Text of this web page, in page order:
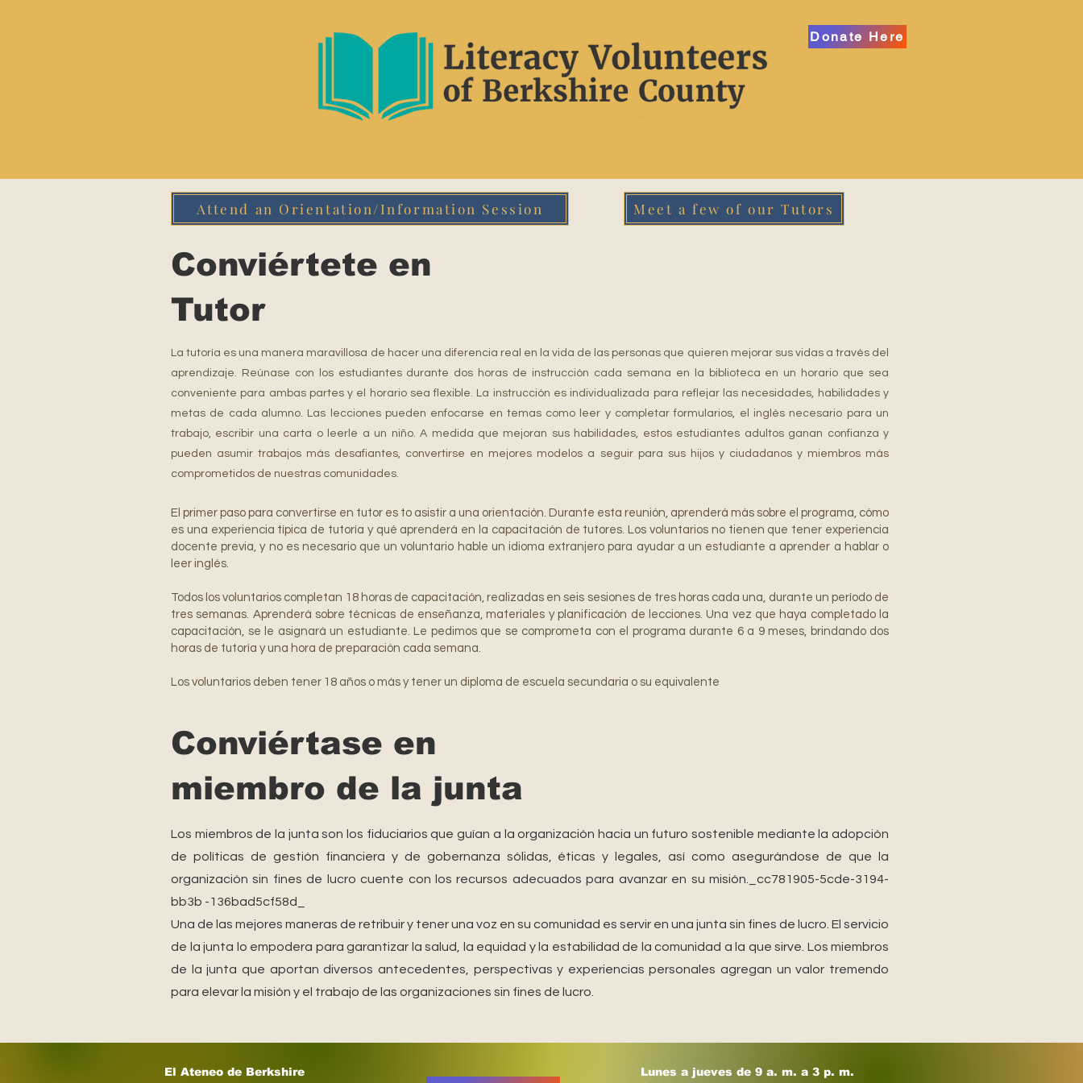
Donate Here
Attend an Orientation/Information Session Meet a few of our Tutors
Conviértete en
Tutor
La tutoría es una manera maravillosa de hacer una diferencia real en la vida de las personas que quieren mejorar sus vidas a través del
aprendizaje. Reúnase con los estudiantes durante dos horas de instrucción cada semana en la biblioteca en un horario que sea
conveniente para ambas partes y el horario sea flexible. La instrucción es individualizada para reflejar las necesidades, habilidades y
metas de cada alumno. Las lecciones pueden enfocarse en temas como leer y completar formularios, el inglés necesario para un
trabajo, escribir una carta o leerle a un niño. A medida que mejoran sus habilidades, estos estudiantes adultos ganan confianza y
pueden asumir trabajos más desafiantes, convertirse en mejores modelos a seguir para sus hijos y ciudadanos y miembros más
comprometidos de nuestras comunidades.
El primer paso para convertirse en tutor es to asistir a una orientación. Durante esta reunión, aprenderá más sobre el programa, cómo
es una experiencia típica de tutoría y qué aprenderá en la capacitación de tutores. Los voluntarios no tienen que tener experiencia
docente previa, y no es necesario que un voluntario hable un idioma extranjero para ayudar a un estudiante a aprender a hablar o
leer inglés.
Todos los voluntarios completan 18 horas de capacitación, realizadas en seis sesiones de tres horas cada una, durante un período de
tres semanas. Aprenderá sobre técnicas de enseñanza, materiales y planificación de lecciones. Una vez que haya completado la
capacitación, se le asignará un estudiante. Le pedimos que se comprometa con el programa durante 6 a 9 meses, brindando dos
horas de tutoría y una hora de preparación cada semana.
Los voluntarios deben tener 18 años o más y tener un diploma de escuela secundaria o su equivalente
Conviértase en
miembro de la junta
Los miembros de la junta son los fiduciarios que guían a la organización hacia un futuro sostenible mediante la adopción
de políticas de gestión financiera y de gobernanza sólidas, éticas y legales, así como asegurándose de que la
organización sin fines de lucro cuente con los recursos adecuados para avanzar en su misión._cc781905-5cde-3194-
bb3b -136bad5cf58d_
Una de las mejores maneras de retribuir y tener una voz en su comunidad es servir en una junta sin fines de lucro. El servicio
de la junta lo empodera para garantizar la salud, la equidad y la estabilidad de la comunidad a la que sirve. Los miembros
de la junta que aportan diversos antecedentes, perspectivas y experiencias personales agregan un valor tremendo
para elevar la misión y el trabajo de las organizaciones sin fines de lucro.
El Ateneo de Berkshire
Lunes a jueves de 9 a. m. a 3 p. m.